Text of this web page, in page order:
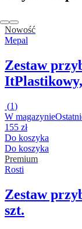
Nowość
Mepal
Zestaw
It
(1)
W magazynie
155 zł
Do koszyka
Do koszyka
Premium
Rosti
Zestaw
szt.